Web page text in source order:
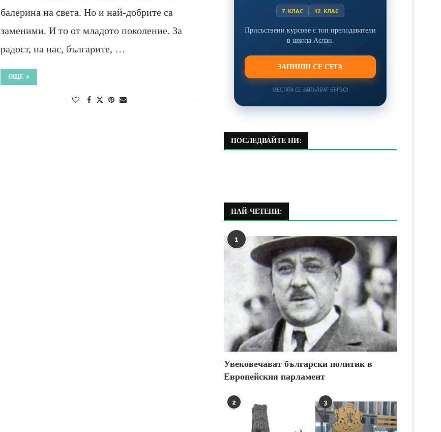
балерина на света. Но и най-добрите са
заменими. И то от младото поколение. За
радост, на нас, българите, …
ОЩЕ
7. КЛАС 12. КЛАС
Присъствени курсове с топ преподаватели
в школа Аслан.
ЗАПИШИ СЕ СЕГА
МЕСТАТА СЕ ЗАПЪЛВАТ БЪРЗО!
ПОСЛЕДВАЙТЕ НИ:
НАЙ-ЧЕТЕНИ:
1
Увековечават български политик в
Европейския парламент
2 3